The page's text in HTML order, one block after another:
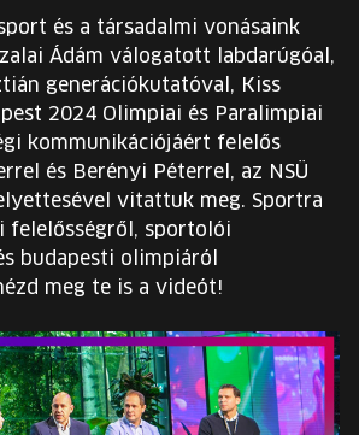
ÉS TANÁRREGISZTRÁCIÓ
EN
Change
language:
és a társadalmi vonásaink
Ádám válogatott labdarúgóal,
generációkutatóval, Kiss
2024 Olimpiai és Paralimpiai
kommunikációjáért felelős
és Berényi Péterrel, az NSÜ
vitattuk meg. Sportra
felelősségről, sportolói
budapesti olimpiáról
meg te is a videót!